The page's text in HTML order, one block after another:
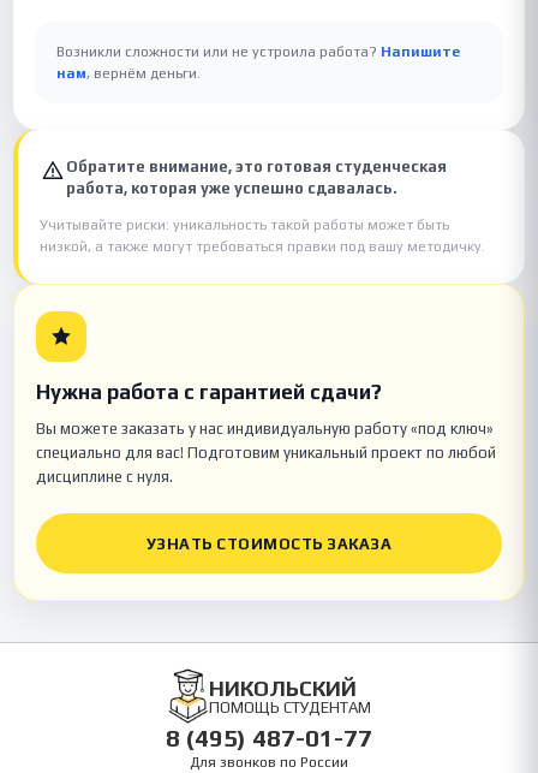
Возникли сложности или не устроила работа? Напишите
нам, вернём деньги.
Обратите внимание, это готовая студенческая
работа, которая уже успешно сдавалась.
Учитывайте риски: уникальность такой работы может быть
низкой, а также могут требоваться правки под вашу методичку.
Нужна работа с гарантией сдачи?
Вы можете заказать у нас индивидуальную работу «под ключ»
специально для вас! Подготовим уникальный проект по любой
дисциплине с нуля.
УЗНАТЬ СТОИМОСТЬ ЗАКАЗА
НИКОЛЬСКИЙ
ПОМОЩЬ СТУДЕНТАМ
8 (495) 487-01-77
Для звонков по России